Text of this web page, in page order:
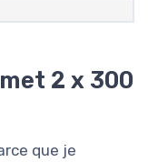
2 x 300
que je